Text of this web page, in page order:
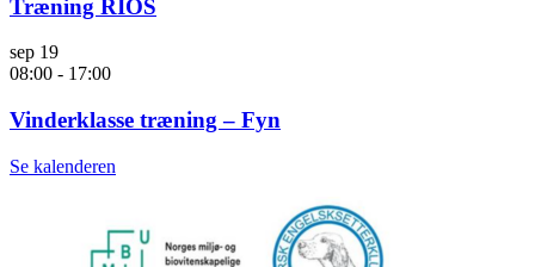
Træning RIOS
sep 19
08:00 - 17:00
Vinderklasse træning – Fyn
Se kalenderen